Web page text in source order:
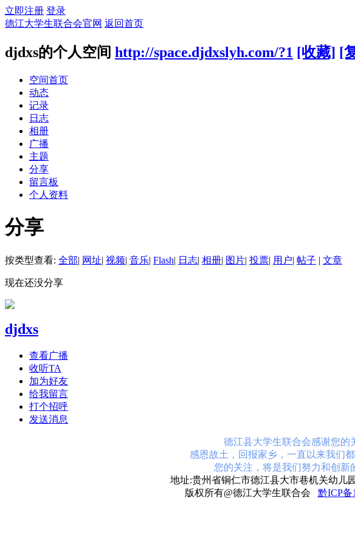
立即注册 登录
德江大学生联合会官网 返回首页
djdxs的个人空间 http://space.djdxslyh.com/?1 [收藏] [
空间首页
动态
记录
日志
相册
广播
主题
分享
留言板
个人资料
分享
按类型查看: 全部| 网址| 视频| 音乐| Flash| 日志| 相册| 图片| 投票| 用户| 帖子 | 文章
现在还没分享
djdxs
查看广播
收听TA
加为好友
给我留言
打个招呼
发送消息
德江县大学生联合会感谢您的
感恩故土，回报家乡，一直以来我们
您的关注，将是我们努力和创新
地址:贵州省铜仁市德江县大市巷机关幼儿
版权所有@德江大学生联合会 黔ICP备